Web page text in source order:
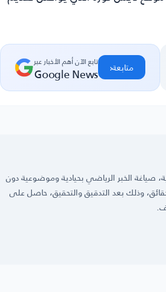
تابع الآن أهم الأخبار عبر
Google News متابعة‹
صياغة الخبر الرياضي بحيادية وموضوعية دون
وذلك بعد التدقيق والتحقيق، حاصل على